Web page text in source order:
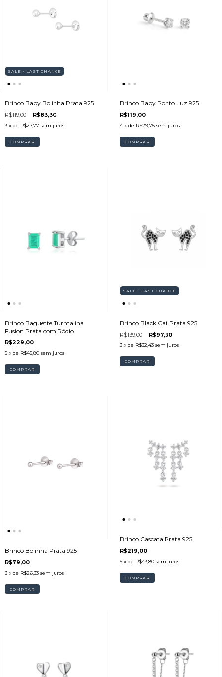
SALE - LAST CHANCE
Brinco Baby Bolinha Prata 925
R$119,00 R$83,30
3 x de R$27,77 sem juros
Brinco Baby Ponto Luz 925
R$119,00
4 x de R$29,75 sem juros
COMPRAR
Brinco Baguette Turmalina
Fusion Prata com Ródio
R$229,00
5 x de R$45,80 sem juros
SALE - LAST CHANCE
Brinco Black Cat Prata 925
R$139,00 R$97,30
3 x de R$32,43 sem juros
Brinco Bolinha Prata 925
R$79,00
3 x de R$26,33 sem juros
COMPRAR
Brinco Cascata Prata 925
R$219,00
5 x de R$43,80 sem juros